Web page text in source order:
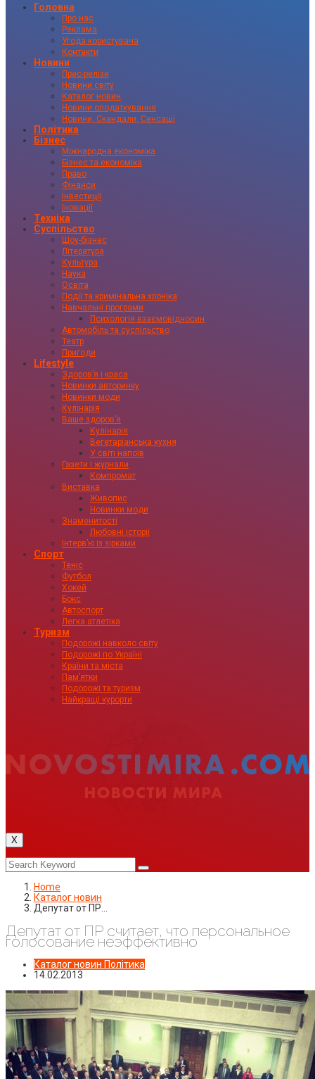
Головна
Про нас
Реклама
Угода користувача
Контакти
Новини
Прес-релізи
Новини світу
Каталог новин
Новини оподаткування
Новини, Скандали, Сенсації
Політика
Бізнес
Міжнародна економіка
Бізнес та економіка
Право
Фінанси
Інвестиції
Іновації
Техніка
Суспільство
Шоу-бізнес
Література
Культура
Наука
Освіта
Події та кримінальна хроніка
Навчальні програми
Психологія взаємовідносин
Автомобіль та суспільство
Театр
Пригоди
Lifestyle
Здоровʼя і краса
Новинки авторинку
Новинки моди
Кулінарія
Ваше здоровʼя
Кулінарія
Вегетаріанська кухня
У світі напоїв
Газети і журнали
Компромат
Виставка
Живопис
Новинки моди
Знаменитості
Любовні історії
Інтервʼю із зірками
Спорт
Теніс
Футбол
Хокей
Бокс
Автоспорт
Легка атлетіка
Туризм
Подорожі навколо світу
Подорожі по Україні
Країни та міста
Пам’ятки
Подорожі та туризм
Найкращі курорти
X
Home
Каталог новин
Депутат от ПР…
Депутат от ПР считает, что персональное
голосование неэффективно
Каталог новин Політика
14.02.2013